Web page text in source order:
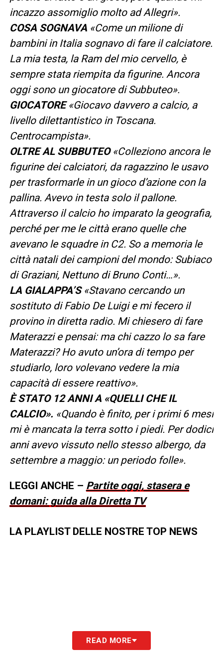
incazzo assomiglio molto ad Allegri».
COSA SOGNAVA«Come un milione di
bambini in Italia sognavo di fare il calciatore.
La mia testa, la Ram del mio cervello, è
sempre stata riempita da figurine. Ancora
oggi sono un giocatore di Subbuteo».
GIOCATORE«Giocavo davvero a calcio, a
livello dilettantistico in Toscana.
Centrocampista».
OLTRE AL SUBBUTEO«Colleziono ancora le
figurine dei calciatori, da ragazzino le usavo
per trasformarle in un gioco d’azione con la
pallina. Avevo in testa solo il pallone.
Attraverso il calcio ho imparato la geografia,
perché per me le città erano quelle che
avevano le squadre in C2. So a memoria le
città natali dei campioni del mondo: Subiaco
di Graziani, Nettuno di Bruno Conti…».
LA GIALAPPA’S«Stavano cercando un
sostituto di Fabio De Luigi e mi fecero il
provino in diretta radio. Mi chiesero di fare
Materazzi e pensai: ma chi cazzo lo sa fare
Materazzi? Ho avuto un’ora di tempo per
studiarlo, loro volevano vedere la mia
capacità di essere reattivo».
È STATO 12 ANNI A «QUELLI CHE IL
CALCIO». «Quando è finito, per i primi 6 mesi
mi è mancata la terra sotto i piedi. Per dodici
anni avevo vissuto nello stesso albergo, da
settembre a maggio: un periodo folle».
LEGGI ANCHE – Partite oggi, stasera e
domani: guida alla Diretta TV
LA PLAYLIST DELLE NOSTRE TOP NEWS
READ MORE